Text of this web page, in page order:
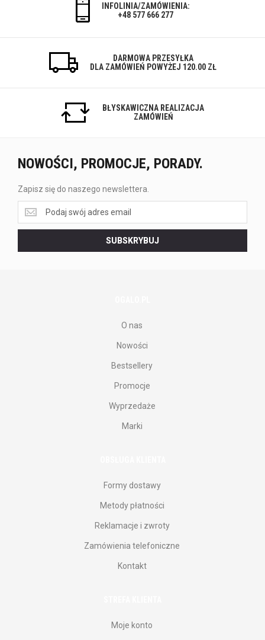
INFOLINIA/ZAMÓWIENIA:
+48 577 666 277
DARMOWA PRZESYŁKA
DLA ZAMÓWIEŃ POWYŻEJ 120.00 ZŁ
BŁYSKAWICZNA REALIZACJA
ZAMÓWIEŃ
NOWOŚCI, PROMOCJE, PORADY.
Zapisz się do naszego newslettera.
Zapisz
się
do
newslettera.
SUBSKRYBUJ
O nas
Nowości
Bestsellery
Promocje
Wyprzedaże
Marki
Formy dostawy
Metody płatności
Reklamacje i zwroty
Zamówienia telefoniczne
Kontakt
Moje konto